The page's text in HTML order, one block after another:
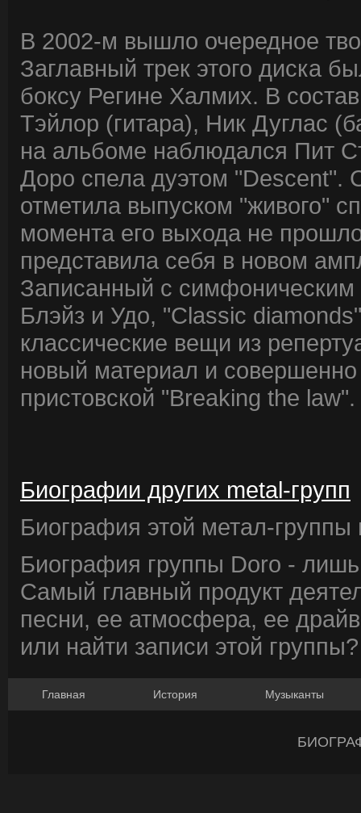
В 2002-м вышло очередное
Заглавный трек этого диска
боксу Регине Халмих. В
Тэйлор (гитара), Ник Дуглас
на альбоме наблюдался Пит
Доро спела дуэтом "Descent".
отметила выпуском "живого"
момента его выхода не
представила себя в новом
Записанный с симфоническим
Блэйз и Удо, "Classic
классические вещи из
новый материал и совершенно
пристовской "Breaking the law".
Биографии других metal-групп
Биография этой метал-группы
Биография группы Doro -
Самый главный продукт
песни, ее атмосфера, ее
или найти записи этой группы?
Главная История Музыканты